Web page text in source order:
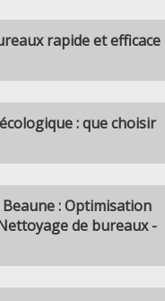
rapide et efficace
: que choisir
: Optimisation
de bureaux -